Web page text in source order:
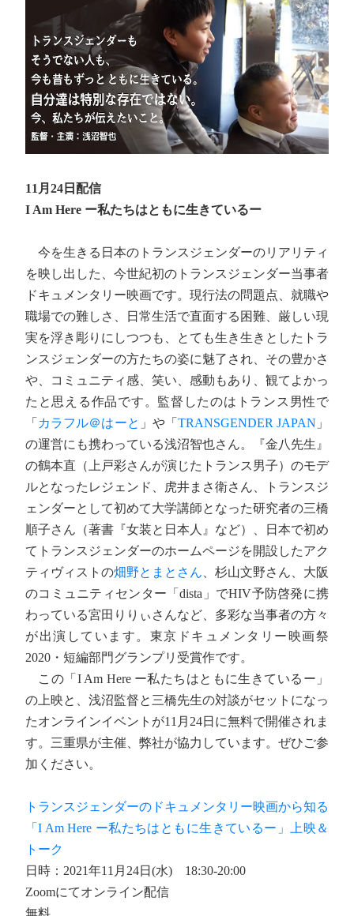
11月24日配信
I Am Here ー私たちはともに生きているー
今を生きる日本のトランスジェンダーのリアリティ
を映し出した、今世紀初のトランスジェンダー当事者
ドキュメンタリー映画です。現行法の問題点、就職や
職場での難しさ、日常生活で直面する困難、厳しい現
実を浮き彫りにしつつも、とても生き生きとしたトラ
ンスジェンダーの方たちの姿に魅了され、その豊かさ
や、コミュニティ感、笑い、感動もあり、観てよかっ
たと思える作品です。監督したのはトランス男性で
「 カラフル＠はーと 」や「 TRANSGENDER JAPAN 」
の運営にも携わっている浅沼智也さん。『金八先生』
の鶴本直（上戸彩さんが演じたトランス男子）のモデ
ルとなったレジェンド、虎井まさ衛さん、トランスジ
ェンダーとして初めて大学講師となった研究者の三橋
順子さん（著書『女装と日本人』など）、日本で初め
てトランスジェンダーのホームページを開設したアク
ティヴィストの畑野とまとさん 、杉山文野さん、大阪
のコミュニティセンター「dista」でHIV予防啓発に携
わっている宮田りりぃさんなど、多彩な当事者の方々
が出演しています。東京ドキュメンタリー映画祭
2020・短編部門グランプリ受賞作です。
この「I Am Here ー私たちはともに生きているー」
の上映と、浅沼監督と三橋先生の対談がセットになっ
たオンラインイベントが11月24日に無料で開催されま
す。三重県が主催、弊社が協力しています。ぜひご参
加ください。
トランスジェンダーのドキュメンタリー映画から知る
「I Am Here ー私たちはともに生きているー」上映＆
トーク
日時：2021年11月24日(水) 18:30-20:00
Zoomにてオンライン配信
無料